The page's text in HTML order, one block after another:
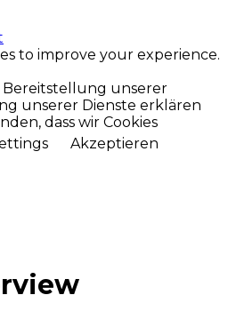
to improve your experience.
Bereitstellung unserer
unserer Dienste erklären
dass wir Cookies
Akzeptieren